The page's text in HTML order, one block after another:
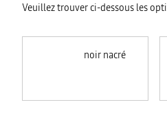
Veuillez trouver ci-dessous les
noir nacré